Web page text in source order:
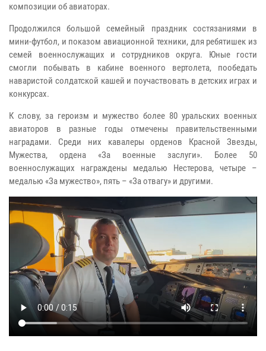
композиции об авиаторах.
Продолжился большой семейный праздник состязаниями в
мини-футбол, и показом авиационной техники, для ребятишек из
семей военнослужащих и сотрудников округа. Юные гости
смогли побывать в кабине военного вертолета, пообедать
наваристой солдатской кашей и поучаствовать в детских играх и
конкурсах.
К слову, за героизм и мужество более 80 уральских военных
авиаторов в разные годы отмечены правительственными
наградами. Среди них кавалеры орденов Красной Звезды,
Мужества, ордена «За военные заслуги». Более 50
военнослужащих награждены медалью Нестерова, четыре –
медалью «За мужество», пять – «За отвагу» и другими.